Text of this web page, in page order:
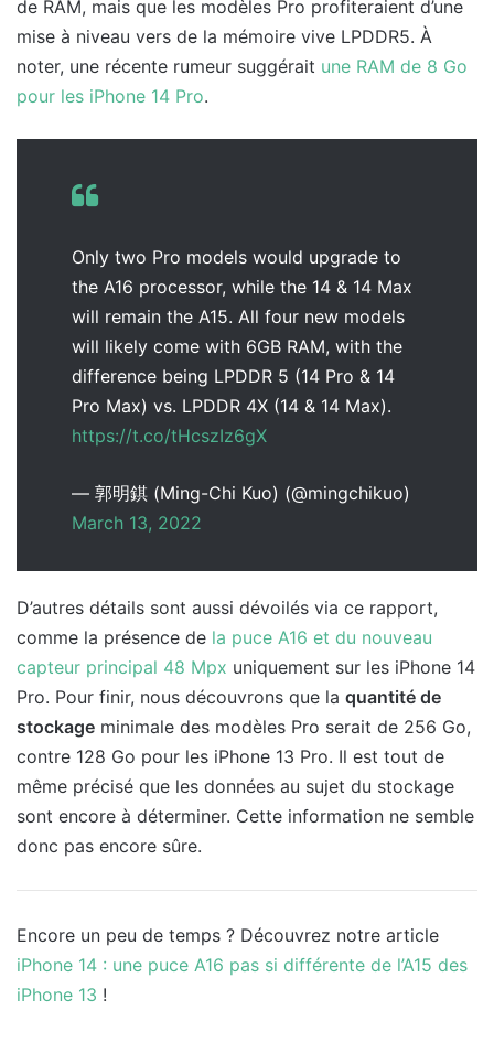
de RAM, mais que les modèles Pro profiteraient d’une
mise à niveau vers de la mémoire vive LPDDR5. À
noter, une récente rumeur suggérait une RAM de 8 Go
pour les iPhone 14 Pro.
Only two Pro models would upgrade to
the A16 processor, while the 14 & 14 Max
will remain the A15. All four new models
will likely come with 6GB RAM, with the
difference being LPDDR 5 (14 Pro & 14
Pro Max) vs. LPDDR 4X (14 & 14 Max).
https://t.co/tHcszIz6gX
— 郭明錤 (Ming-Chi Kuo) (@mingchikuo)
March 13, 2022
D’autres détails sont aussi dévoilés via ce rapport,
comme la présence de la puce A16 et du nouveau
capteur principal 48 Mpx uniquement sur les iPhone 14
Pro. Pour finir, nous découvrons que la quantité de
stockage minimale des modèles Pro serait de 256 Go,
contre 128 Go pour les iPhone 13 Pro. Il est tout de
même précisé que les données au sujet du stockage
sont encore à déterminer. Cette information ne semble
donc pas encore sûre.
Encore un peu de temps ? Découvrez notre article
iPhone 14 : une puce A16 pas si différente de l’A15 des
iPhone 13 !